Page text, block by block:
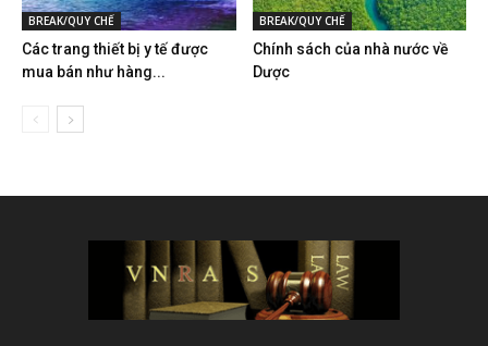
BREAK/QUY CHẾ
Các trang thiết bị y tế được
mua bán như hàng...
BREAK/QUY CHẾ
Chính sách của nhà nước về
Dược